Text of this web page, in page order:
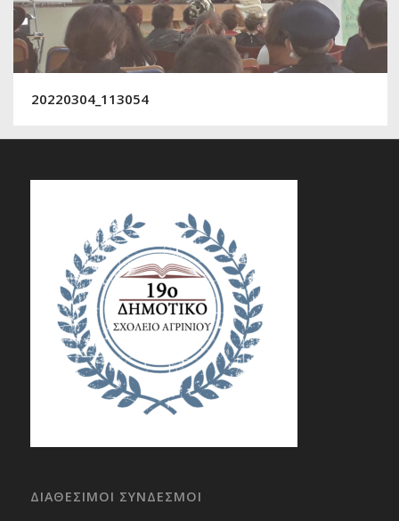
20220304_113054
ΔΙΑΘΕΣΙΜΟΙ ΣΥΝΔΕΣΜΟΙ